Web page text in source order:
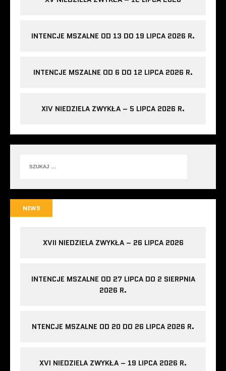
INTENCJE MSZALNE OD 13 DO 19 LIPCA 2026 R.
INTENCJE MSZALNE OD 6 DO 12 LIPCA 2026 R.
XIV NIEDZIELA ZWYKŁA – 5 LIPCA 2026 R.
NEWS
XVII NIEDZIELA ZWYKŁA – 26 LIPCA 2026
INTENCJE MSZALNE OD 27 LIPCA DO 2 SIERPNIA
2026 R.
NTENCJE MSZALNE OD 20 DO 26 LIPCA 2026 R.
XVI NIEDZIELA ZWYKŁA – 19 LIPCA 2026 R.